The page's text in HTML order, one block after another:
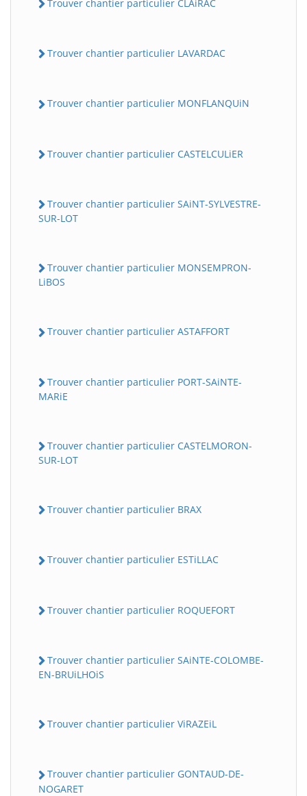
Trouver chantier particulier CLAiRAC
Trouver chantier particulier LAVARDAC
Trouver chantier particulier MONFLANQUiN
Trouver chantier particulier CASTELCULiER
Trouver chantier particulier SAiNT-SYLVESTRE-
SUR-LOT
Trouver chantier particulier MONSEMPRON-
LiBOS
Trouver chantier particulier ASTAFFORT
Trouver chantier particulier PORT-SAiNTE-
MARiE
Trouver chantier particulier CASTELMORON-
SUR-LOT
Trouver chantier particulier BRAX
Trouver chantier particulier ESTiLLAC
Trouver chantier particulier ROQUEFORT
Trouver chantier particulier SAiNTE-COLOMBE-
EN-BRUiLHOiS
Trouver chantier particulier ViRAZEiL
Trouver chantier particulier GONTAUD-DE-
NOGARET